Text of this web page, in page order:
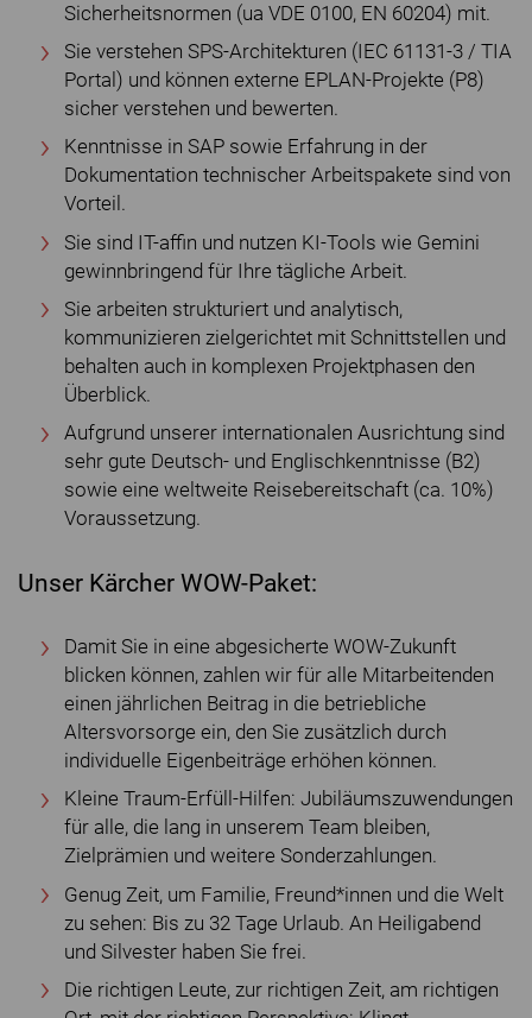
Sicherheitsnormen (ua VDE 0100, EN 60204) mit.
Sie verstehen SPS-Architekturen (IEC 61131-3 / TIA
Portal) und können externe EPLAN-Projekte (P8)
sicher verstehen und bewerten.
Kenntnisse in SAP sowie Erfahrung in der
Dokumentation technischer Arbeitspakete sind von
Vorteil.
Sie sind IT-affin und nutzen KI-Tools wie Gemini
gewinnbringend für Ihre tägliche Arbeit.
Sie arbeiten strukturiert und analytisch,
kommunizieren zielgerichtet mit Schnittstellen und
behalten auch in komplexen Projektphasen den
Überblick.
Aufgrund unserer internationalen Ausrichtung sind
sehr gute Deutsch- und Englischkenntnisse (B2)
sowie eine weltweite Reisebereitschaft (ca. 10%)
Voraussetzung.
Unser Kärcher WOW-Paket:
Damit Sie in eine abgesicherte WOW-Zukunft
blicken können, zahlen wir für alle Mitarbeitenden
einen jährlichen Beitrag in die betriebliche
Altersvorsorge ein, den Sie zusätzlich durch
individuelle Eigenbeiträge erhöhen können.
Kleine Traum-Erfüll-Hilfen: Jubiläumszuwendungen
für alle, die lang in unserem Team bleiben,
Zielprämien und weitere Sonderzahlungen.
Genug Zeit, um Familie, Freund*innen und die Welt
zu sehen: Bis zu 32 Tage Urlaub. An Heiligabend
und Silvester haben Sie frei.
Die richtigen Leute, zur richtigen Zeit, am richtigen